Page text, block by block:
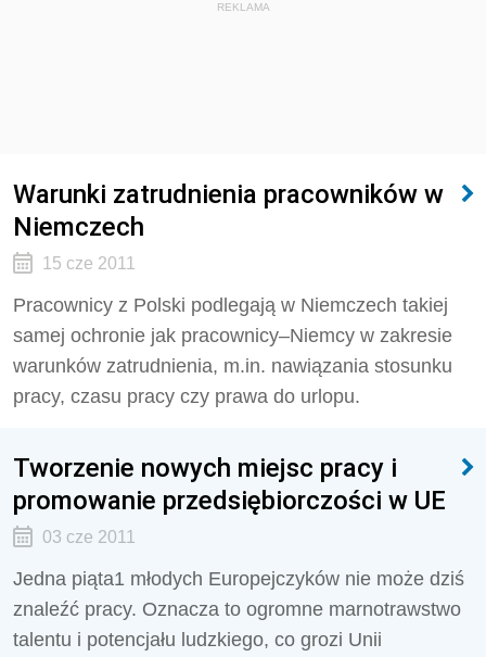
REKLAMA
Warunki zatrudnienia pracowników w
Niemczech
15 cze 2011
Pracownicy z Polski podlegają w Niemczech takiej
samej ochronie jak pracownicy–Niemcy w zakresie
warunków zatrudnienia, m.in. nawiązania stosunku
pracy, czasu pracy czy prawa do urlopu.
Tworzenie nowych miejsc pracy i
promowanie przedsiębiorczości w UE
03 cze 2011
Jedna piąta1 młodych Europejczyków nie może dziś
znaleźć pracy. Oznacza to ogromne marnotrawstwo
talentu i potencjału ludzkiego, co grozi Unii